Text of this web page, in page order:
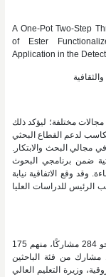
A One-Pot Two-Step
of Ester
Application in the
مختلفة؛ ليؤكد ذلك
لدعم القطاع البحثي
مجالي البحث والابتكار.
ضمن برنامجي البحوث
وقد وقع الاتفاقية نيابة
الرئيس للدراسات العليا
في حين، بلغ عدد المشاركين في الجائزة للعام 2025م نحو 284 مشاركًا، منهم 175
مشاركًا من حملة شهادة الدكتوراة أو ما يعادلها، و109 مشارك من فئة الباحثين
وزيرة التعليم العالي